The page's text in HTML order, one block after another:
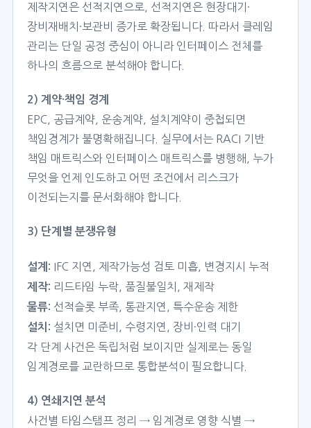
제작지연은 선적지연으로, 선적지연은 현장대기·
장비재배치·보관비 증가로 확장됩니다. 따라서 클레임
관리는 단일 공정 중심이 아니라 인터페이스 전체를
하나의 흐름으로 분석해야 합니다.
2) 계약·책임 경계
EPC, 공급계약, 운송계약, 설치계약이 중첩되면
책임경계가 불명확해집니다. 실무에서는 RACI 기반
책임 매트릭스와 인터페이스 매트릭스를 병행해, 누가
무엇을 언제 인도하고 어떤 조건에서 리스크가
이전되는지를 문서화해야 합니다.
3) 단계별 분쟁유형
설계: IFC 지연, 제작가능성 검토 미흡, 변경지시 누적
제작: 리드타임 누락, 품질불일치, 재제작
물류: 선적슬롯 부족, 통관지연, 특수운송 제한
설치: 설치면 미준비, 수령지연, 장비·인력 대기
각 단계 사건은 독립처럼 보이지만 실제로는 동일
임계경로를 교란하므로 통합분석이 필요합니다.
4) 연쇄지연 분석
사건별 타임스탬프 정리 → 임계경로 영향 식별 →